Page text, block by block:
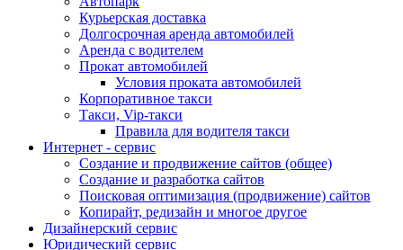
Курьерская доставка
Долгосрочная аренда автомобилей
Аренда с водителем
Прокат автомобилей
Условия проката автомобилей
Корпоративное такси
Такси, Vip-такси
Правила для водителя такси
Интернет - сервис
Создание и продвижение сайтов (общее)
Создание и разработка сайтов
Поисковая оптимизация (продвижение) сайтов
Копирайт, редизайн и многое другое
Дизайнерский сервис
Юридический сервис